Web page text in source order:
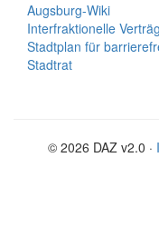
Augsburg-Wiki
Interfraktionelle
Stadtplan für
Stadtrat
© 2026 DAZ v2.0 ·